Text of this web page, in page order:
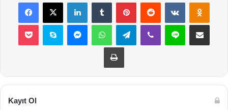
Facebook
X LinkedInTumblr PinterestReddit VKontakte
Pocket Skype MessengerWhatsAppTelegramViber Line E-Posta ile
Yazdır
Kayıt Ol